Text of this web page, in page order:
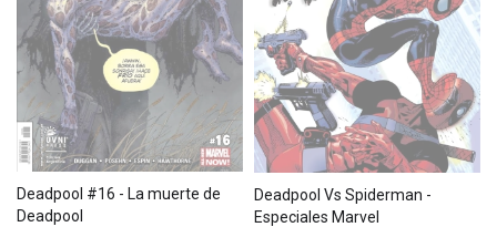
Deadpool #16 - La muerte de
Deadpool
Deadpool Vs Spiderman -
Especiales Marvel